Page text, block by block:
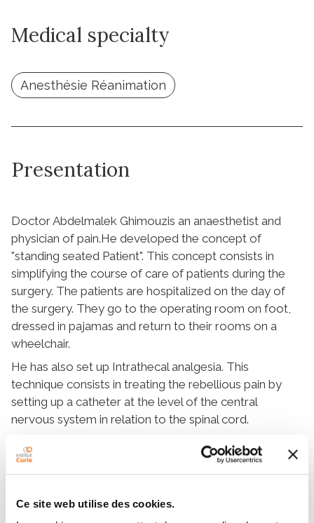
Ce site web utilise des cookies.
Medical specialty
Anesthésie Réanimation
Presentation
Doctor Abdelmalek Ghimouzis an anaesthetist and
physician of pain.He developed the concept of
"standing seated Patient". This concept consists in
simplifying the course of care of patients during the
surgery. The patients are hospitalized on the day of
the surgery. They go to the operating room on foot,
dressed in pajamas and return to their rooms on a
wheelchair.
He has also set up Intrathecal analgesia. This
technique consists in treating the rebellious pain by
setting up a catheter at the level of the central
nervous system in relation to the spinal cord.
Dr. Ghimouz is involved in clinical research. He
regularly submits abstracts and posters in different
congresses. He is the coordinator of the Pain
Institute.